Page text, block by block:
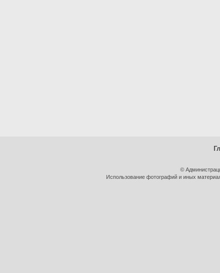
©
Использование фотографий и иных